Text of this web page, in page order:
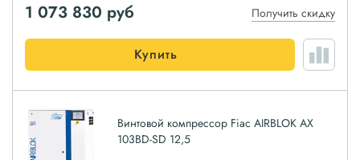
1 073 830 руб Получить скидку
Купить
Винтовой компрессор Fiac AIRBLOK AX
103BD-SD 12,5